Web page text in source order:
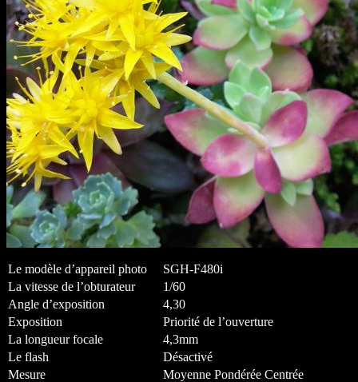
Le modèle d’appareil photo
SGH-F480i
La vitesse de l’obturateur
1/60
Angle d’exposition
4,30
Exposition
Priorité de l’ouverture
La longueur focale
4,3mm
Le flash
Désactivé
Mesure
Moyenne Pondérée Centrée